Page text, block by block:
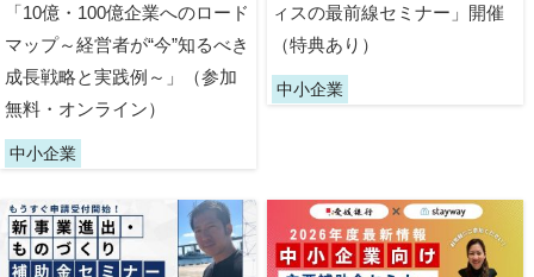
「10億・100億企業へのロード
マップ～経営者が“今”知るべき
成長戦略と実践例～」（参加
無料・オンライン）
中小企業
ィスの最前線セミナー」開催
（特典あり）
中小企業